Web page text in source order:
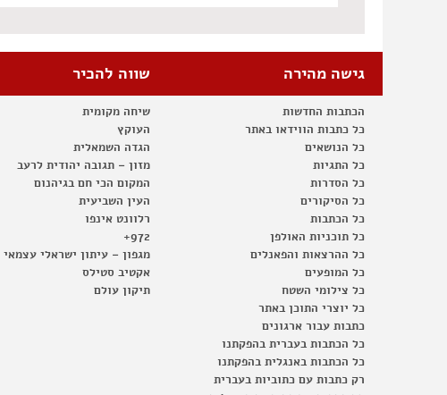
גישה מהירה
הכתבות החדשות
כל כתבות הווידאו באתר
כל הנושאים
כל התגיות
כל הסדרות
כל הסיקורים
כל הכתבות
כל תוכניות האולפן
כל ההרצאות והפאנלים
כל המופעים
כל צילומי השטח
כל יוצרי התוכן באתר
כתבות עבור ארגונים
כל הכתבות בעברית בהפקתנו
כל הכתבות באנגלית בהפקתנו
רק כתבות עם כתוביות בעברית
שווה להכיר
שיחה מקומית
העוקץ
הגדה השמאלית
מזון – תגובה יהודית לרעב
המקום הכי חם בגיהנום
העין השביעית
רלוונט אינפו
972+
מגפון – עיתון ישראלי עצמאי
אקטיב סטילס
תיקון עולם